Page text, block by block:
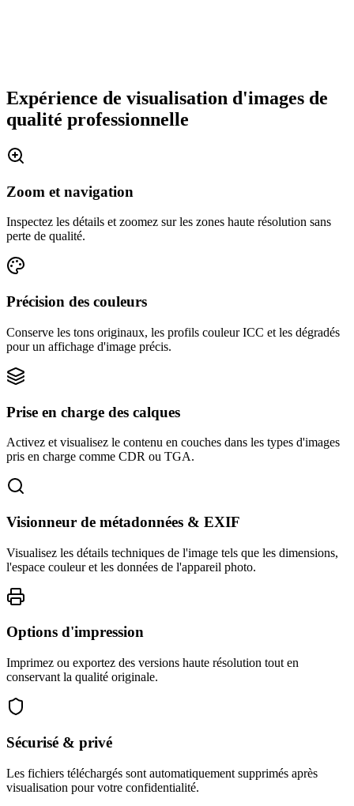
Expérience de visualisation d'images de
qualité professionnelle
Zoom et navigation
Inspectez les détails et zoomez sur les zones haute résolution sans
perte de qualité.
Précision des couleurs
Conserve les tons originaux, les profils couleur ICC et les dégradés
pour un affichage d'image précis.
Prise en charge des calques
Activez et visualisez le contenu en couches dans les types d'images
pris en charge comme CDR ou TGA.
Visionneur de métadonnées & EXIF
Visualisez les détails techniques de l'image tels que les dimensions,
l'espace couleur et les données de l'appareil photo.
Options d'impression
Imprimez ou exportez des versions haute résolution tout en
conservant la qualité originale.
Sécurisé & privé
Les fichiers téléchargés sont automatiquement supprimés après
visualisation pour votre confidentialité.